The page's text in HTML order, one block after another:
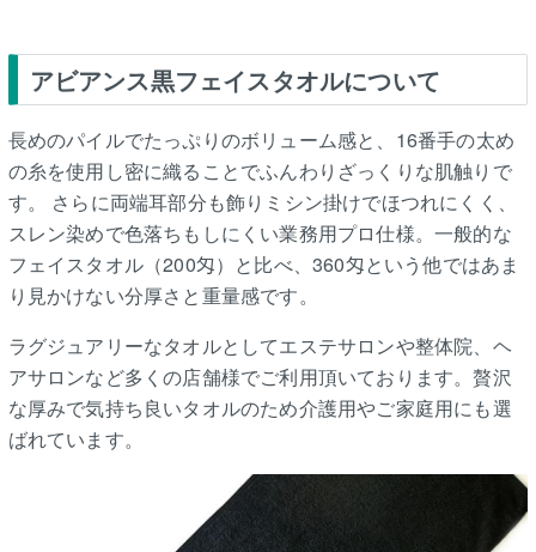
アビアンス黒フェイスタオルについて
長めのパイルでたっぷりのボリューム感と、16番手の太め
の糸を使用し密に織ることでふんわりざっくりな肌触りで
す。 さらに両端耳部分も飾りミシン掛けでほつれにくく、
スレン染めで色落ちもしにくい業務用プロ仕様。一般的な
フェイスタオル（200匁）と比べ、360匁という他ではあま
り見かけない分厚さと重量感です。
ラグジュアリーなタオルとしてエステサロンや整体院、ヘ
アサロンなど多くの店舗様でご利用頂いております。贅沢
な厚みで気持ち良いタオルのため介護用やご家庭用にも選
ばれています。